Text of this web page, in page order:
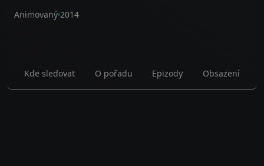
Animovaný 2014
Kde sledovat O pořadu Epizody Obsazení